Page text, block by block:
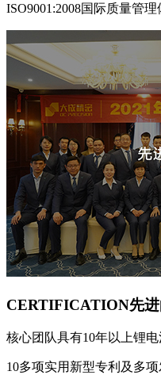
ISO9001:2008国际质量管
CERTIFICATION先
核心团队具有10年以上锂
10多项实用新型专利及多项